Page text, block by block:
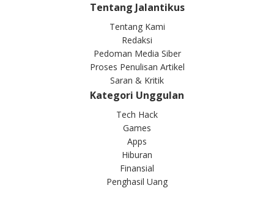
Tentang Jalantikus
Tentang Kami
Redaksi
Pedoman Media Siber
Proses Penulisan Artikel
Saran & Kritik
Kategori Unggulan
Tech Hack
Games
Apps
Hiburan
Finansial
Penghasil Uang